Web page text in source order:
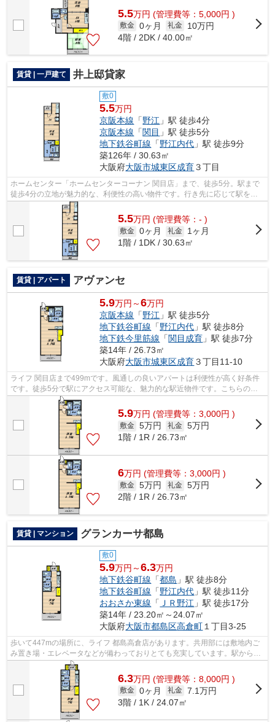
5.5万円 (管理費等：5,000円 )
敷金 0ヶ月 礼金
10万円
4階 / 2DK / 40.00㎡
賃貸 | 一戸建て 井上邸貸家
敷0
5.5万円
京阪本線 「野江 」駅 徒歩4分
京阪本線 「関目 」駅 徒歩5分
地下鉄谷町線 「野江内代 」駅 徒歩9分
築126年 / 30.63㎡
大阪府大阪市城東区成育３丁目
ホームセンター「ホームセンターコーナン 関目店」まで、徒歩5分。駅まで
徒歩4分の立地が魅力的な、利便性の高い物件です。行き先に応じて駅を選
べる2駅利用可能な一戸建てです。通風...
5.5万円 (管理費等：- )
敷金 0ヶ月 礼金
1ヶ月
1階 / 1DK / 30.63㎡
賃貸 | アパート アヴァンセ
5.9万円～6万円
京阪本線 「野江 」駅 徒歩5分
地下鉄谷町線 「野江内代 」駅 徒歩8分
地下鉄今里筋線 「関目成育 」駅 徒歩7分
築14年 / 26.73㎡
大阪府大阪市城東区成育３丁目11-10
ライフ 関目店まで499mです。風通しの良いアパートは利便性が高く好条件
です。徒歩5分で駅にアクセス可能な、魅力的な駅近物件です。こちらの物
件はアパートです。物件情報が豊富な当...
5.9万円 (管理費等：3,000円 )
敷金 5万円 礼金 5万円
1階 / 1R / 26.73㎡
6万円 (管理費等：3,000円 )
敷金 5万円 礼金 5万円
2階 / 1R / 26.73㎡
賃貸 | マンション グランカーサ都島
敷0
5.9万円～6.3万円
地下鉄谷町線 「都島 」駅 徒歩8分
地下鉄谷町線 「野江内代 」駅 徒歩11分
おおさか東線 「 ＪＲ野江 」駅 徒歩17分
築14年 / 23.20㎡～24.07㎡
大阪府大阪市都島区高倉町１丁目3-25
歩いて447mの場所に、ライフ 都島高倉店があります。共用部には敷地内ご
み置き場・エレベータなどが備わっておりとても充実しています。駅から徒
歩8分に立地する、魅力的な駅近物件で...
6.3万円 (管理費等：8,000円 )
敷金 0ヶ月 礼金 7.1万円
3階 / 1K / 24.07㎡